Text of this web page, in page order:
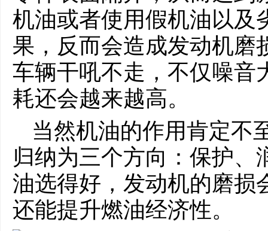
机油或者使用假机油以及
果，反而会造成发动机磨
车辆干吼不走，不仅噪音
耗还会越来越高。
当然机油的作用肯定不
归纳为三个方向：保护、
油选得好，发动机的磨损
还能提升燃油经济性。